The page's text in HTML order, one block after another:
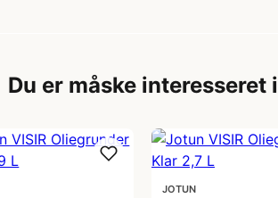
Du er måske interesseret i
JOTUN